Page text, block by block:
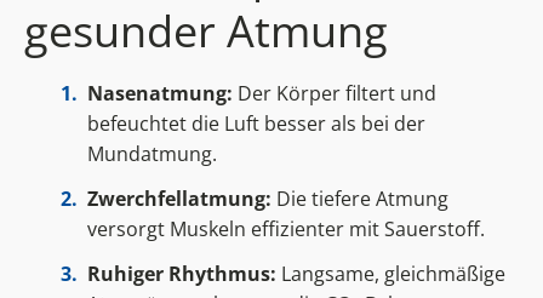
gesunder Atmung
Nasenatmung: Der Körper filtert und
befeuchtet die Luft besser als bei der
Mundatmung.
Zwerchfellatmung: Die tiefere Atmung
versorgt Muskeln effizienter mit Sauerstoff.
Ruhiger Rhythmus: Langsame, gleichmäßige